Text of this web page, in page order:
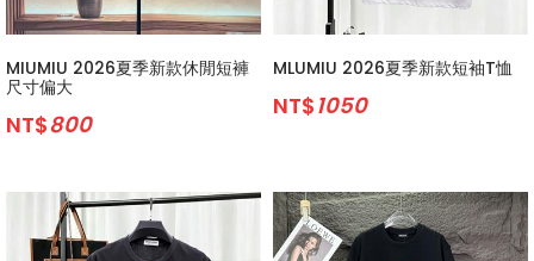
MIUMIU 2026夏季新款休閒短褲
尺寸偏大
NT$800
MLUMIU 2026夏季新款短袖T恤
NT$1050